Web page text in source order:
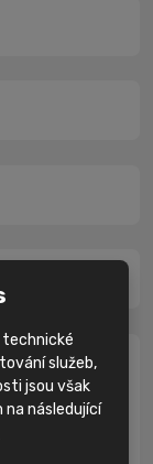
technické
služeb,
jsou však
následující